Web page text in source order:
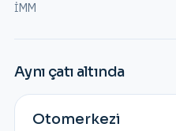
İMM
Aynı çatı altında
Otomerkezi